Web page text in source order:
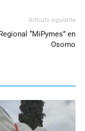
Artículo siguiente
“MiPymes” en
Osorno